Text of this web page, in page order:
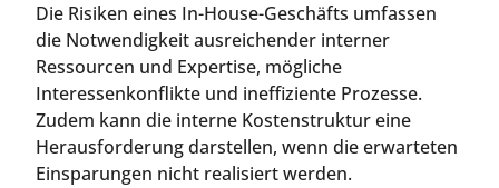
Die Risiken eines In-House-Geschäfts umfassen
die Notwendigkeit ausreichender interner
Ressourcen und Expertise, mögliche
Interessenkonflikte und ineffiziente Prozesse.
Zudem kann die interne Kostenstruktur eine
Herausforderung darstellen, wenn die erwarteten
Einsparungen nicht realisiert werden.